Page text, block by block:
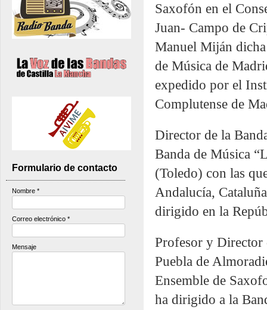
Formulario de contacto
Nombre *
Correo electrónico *
Mensaje
Saxofón en el
Juan- Campo de
Manuel Miján
de Música de
expedido por el
Complutense de
Director de la
Banda de Música
(Toledo) con las
Andalucía,
dirigido en la
Profesor y Director
Puebla de
Ensemble de
ha dirigido a la